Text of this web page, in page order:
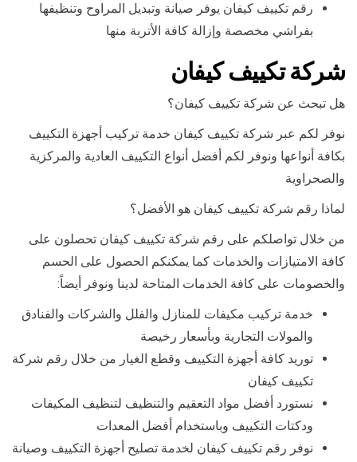
رقم تكييف كيفان يوفر صيانة وتبديل المراوح وتنظيفها
بفراشي مخصصة وإزالة كافة الأتربة منها
شركة تكييف كيفان
هل تبحث عن شركة تكييف كيفان؟
نوفر لكم عبر شركة تكييف كيفان خدمة تركيب أجهزة التكييف
بكافة أنواعها ونوفر لكم أفضل أنواع التكييف العادية والمركزية
والصحراوية
لماذا رقم شركة تكييف كيفان هو الأفضل؟
من خلال تواصلكم على رقم شركة تكييف كيفان تحصلون على
كافة الامتيازات والخدمات كما يمكنكم الحصول على الحسم
والخصومات على كافة الخدمات المتاحة لدينا ونوفر أيضاً:
خدمة تركيب مكيفات للمنازل والفلل والشركات والفنادق
والمولات التجارية وبأسعار رخيصة
توريد كافة أجهزة التكييف وقطع الغيار من خلال رقم شركة
تكييف كيفان
نستورد أفضل مواد التعقيم والتنظيف لتنظيف المكيفات
ودكتات التكييف وباستخدام أفضل المعدات
نوفر رقم تكييف كيفان لخدمة تصليح أجهزة التكييف وصيانة